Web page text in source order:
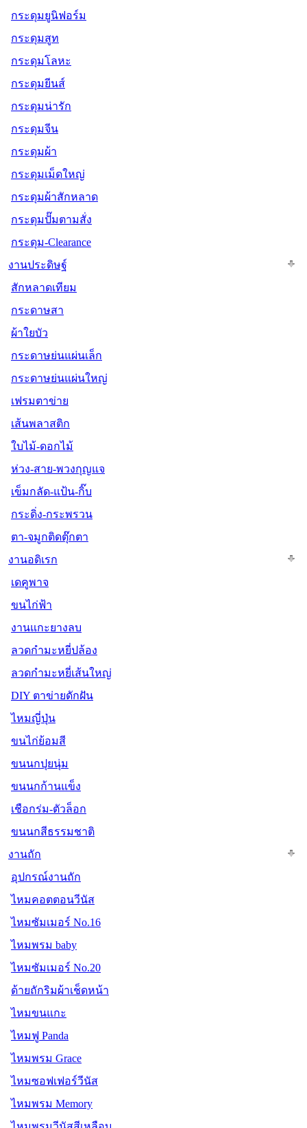
กระดุมยูนิฟอร์ม
กระดุมสูท
กระดุมโลหะ
กระดุมยีนส์
กระดุมน่ารัก
กระดุมจีน
กระดุมผ้า
กระดุมเม็ดใหญ่
กระดุมผ้าสักหลาด
กระดุมปั๊มตามสั่ง
กระดุม-Clearance
งานประดิษฐ์
สักหลาดเทียม
กระดาษสา
ผ้าใยบัว
กระดาษย่นแผ่นเล็ก
กระดาษย่นแผ่นใหญ่
เฟรมตาข่าย
เส้นพลาสติก
ใบไม้-ดอกไม้
ห่วง-สาย-พวงกุญแจ
เข็มกลัด-แป้น-กิ๊บ
กระดิ่ง-กระพรวน
ตา-จมูกติดตุ๊กตา
งานอดิเรก
เดคูพาจ
ขนไก่ฟ้า
งานแกะยางลบ
ลวดกำมะหยี่ปล้อง
ลวดกำมะหยี่เส้นใหญ่
DIY ตาข่ายดักฝัน
ไหมญี่ปุ่น
ขนไก่ย้อมสี
ขนนกปุยนุ่ม
ขนนกก้านแข็ง
เชือกร่ม-ตัวล็อก
ขนนกสีธรรมชาติ
งานถัก
อุปกรณ์งานถัก
ไหมคอตตอนวีนัส
ไหมซัมเมอร์ No.16
ไหมพรม baby
ไหมซัมเมอร์ No.20
ด้ายถักริมผ้าเช็ดหน้า
ไหมขนแกะ
ไหมฟู Panda
ไหมพรม Grace
ไหมซอฟเฟอร์วีนัส
ไหมพรม Memory